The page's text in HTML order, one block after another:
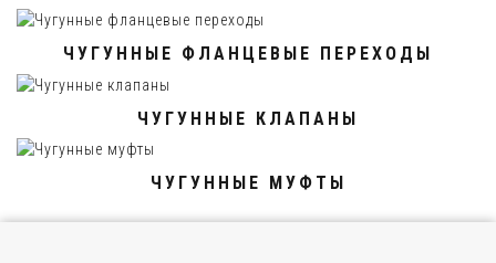
ЧУГУННЫЕ ФЛАНЦЕВЫЕ ПЕРЕХОДЫ
ЧУГУННЫЕ КЛАПАНЫ
ЧУГУННЫЕ МУФТЫ